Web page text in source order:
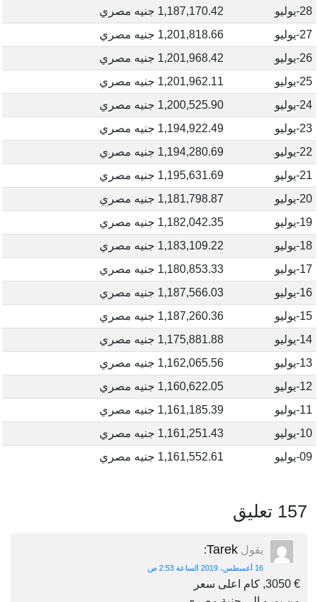
28-يوليو
1,187,170.42 جنيه مصري
27-يوليو
1,201,818.66 جنيه مصري
26-يوليو
1,201,968.42 جنيه مصري
25-يوليو
1,201,962.11 جنيه مصري
24-يوليو
1,200,525.90 جنيه مصري
23-يوليو
1,194,922.49 جنيه مصري
22-يوليو
1,194,280.69 جنيه مصري
21-يوليو
1,195,631.69 جنيه مصري
20-يوليو
1,181,798.87 جنيه مصري
19-يوليو
1,182,042.35 جنيه مصري
18-يوليو
1,183,109.22 جنيه مصري
17-يوليو
1,180,853.33 جنيه مصري
16-يوليو
1,187,566.03 جنيه مصري
15-يوليو
1,187,260.36 جنيه مصري
14-يوليو
1,175,881.88 جنيه مصري
13-يوليو
1,162,065.56 جنيه مصري
12-يوليو
1,160,622.05 جنيه مصري
11-يوليو
1,161,185.39 جنيه مصري
10-يوليو
1,161,251.43 جنيه مصري
09-يوليو
1,161,552.61 جنيه مصري
157 تعليق
يقول Tarek
:
16 أغسطس، 2019 الساعة 2:53 ص
€ 3050, كام اعلى سعر